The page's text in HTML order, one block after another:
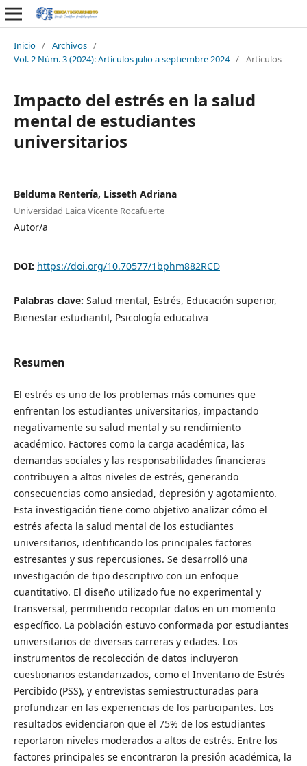
Inicio / Archivos /
Vol. 2 Núm. 3 (2024): Artículos julio a septiembre 2024 / Artículos
Impacto del estrés en la salud
mental de estudiantes
universitarios
Belduma Rentería, Lisseth Adriana
Universidad Laica Vicente Rocafuerte
Autor/a
DOI: https://doi.org/10.70577/1bphm882RCD
Palabras clave: Salud mental, Estrés, Educación superior,
Bienestar estudiantil, Psicología educativa
Resumen
El estrés es uno de los problemas más comunes que
enfrentan los estudiantes universitarios, impactando
negativamente su salud mental y su rendimiento
académico. Factores como la carga académica, las
demandas sociales y las responsabilidades financieras
contribuyen a altos niveles de estrés, generando
consecuencias como ansiedad, depresión y agotamiento.
Esta investigación tiene como objetivo analizar cómo el
estrés afecta la salud mental de los estudiantes
universitarios, identificando los principales factores
estresantes y sus repercusiones. Se desarrolló una
investigación de tipo descriptivo con un enfoque
cuantitativo. El diseño utilizado fue no experimental y
transversal, permitiendo recopilar datos en un momento
específico. La población estuvo conformada por estudiantes
universitarios de diversas carreras y edades. Los
instrumentos de recolección de datos incluyeron
cuestionarios estandarizados, como el Inventario de Estrés
Percibido (PSS), y entrevistas semiestructuradas para
profundizar en las experiencias de los participantes. Los
resultados evidenciaron que el 75% de los estudiantes
reportaron niveles moderados a altos de estrés. Entre los
factores principales se encontraron la presión académica, la